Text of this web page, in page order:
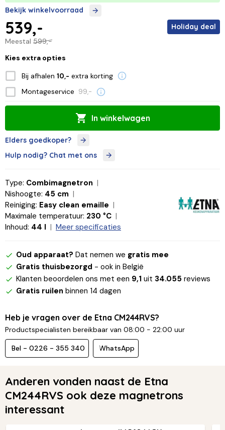
Bekijk winkelvoorraad
Meestal 599,-
539,- Holiday deal
Kies extra opties
Bij afhalen 10,- extra korting
Montageservice 99,-
In winkelwagen
Elders goedkoper?
Hulp nodig? Chat met ons
Type: Combimagnetron
Nishoogte: 45 cm
Reiniging: Easy clean emaille
Maximale temperatuur: 230 °C
Inhoud: 44 l Meer specificaties
Oud apparaat? Dat nemen we gratis mee
Gratis thuisbezorgd - ook in België
Klanten beoordelen ons met een 9,1 uit 34.055 reviews
Gratis ruilen binnen 14 dagen
Heb je vragen over de Etna CM244RVS?
Productspecialisten bereikbaar van 08:00 - 22:00 uur
Bel - 0226 - 355 340 WhatsApp
Anderen vonden naast de Etna
CM244RVS ook deze magnetrons
interessant